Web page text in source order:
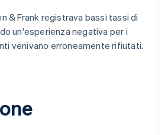
& Frank registrava bassi tassi di
un'esperienza negativa per i
venivano erroneamente rifiutati.